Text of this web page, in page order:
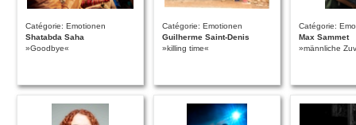
Catégorie: Emotionen
Shatabda Saha
»Goodbye«
Catégorie: Emotionen
Guilherme Saint-Denis
»killing time«
Catégorie:
Max Sammet
»männliche